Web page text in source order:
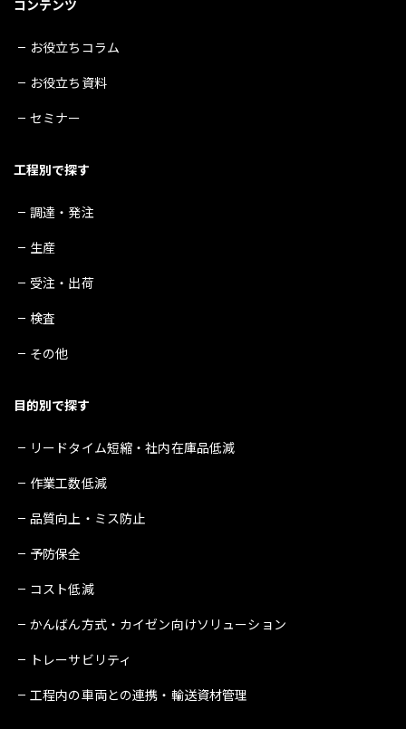
コンテンツ
お役立ちコラム
お役立ち資料
セミナー
工程別で探す
調達・発注
生産
受注・出荷
検査
その他
目的別で探す
リードタイム短縮・社内在庫品低減
作業工数低減
品質向上・ミス防止
予防保全
コスト低減
かんばん方式・カイゼン向けソリューション
トレーサビリティ
工程内の車両との連携・輸送資材管理